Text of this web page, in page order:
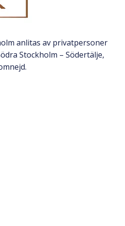
anlitas av privatpersoner
Stockholm – Södertälje,